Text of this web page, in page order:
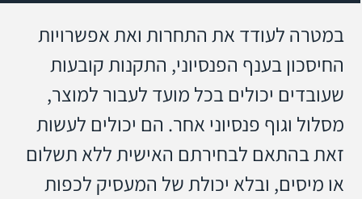
במטרה לעודד את התחרות ואת אפשרויות
החיסכון בענף הפנסיוני, התקנות קובעות
שעובדים יכולים בכל מועד לעבור למוצר,
מסלול וגוף פנסיוני אחר. הם יכולים לעשות
זאת בהתאם לבחירתם האישית ללא תשלום
או מיסים, ובלא יכולת של המעסיק לכפות